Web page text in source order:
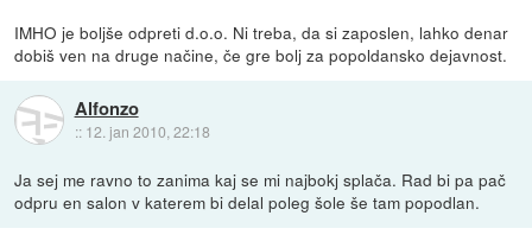
IMHO je boljše odpreti d.o.o. Ni treba, da si zaposlen, lahko denar
dobiš ven na druge načine, če gre bolj za popoldansko dejavnost.
Alfonzo
:: 12. jan 2010, 22:18
Ja sej me ravno to zanima kaj se mi najbokj splača. Rad bi pa pač
odpru en salon v katerem bi delal poleg šole še tam popodlan.